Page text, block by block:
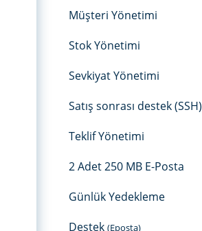
Müşteri Yönetimi
Stok Yönetimi
Sevkiyat Yönetimi
Satış sonrası destek (SSH)
Teklif Yönetimi
2 Adet 250 MB E-Posta
Günlük Yedekleme
Destek (Eposta)